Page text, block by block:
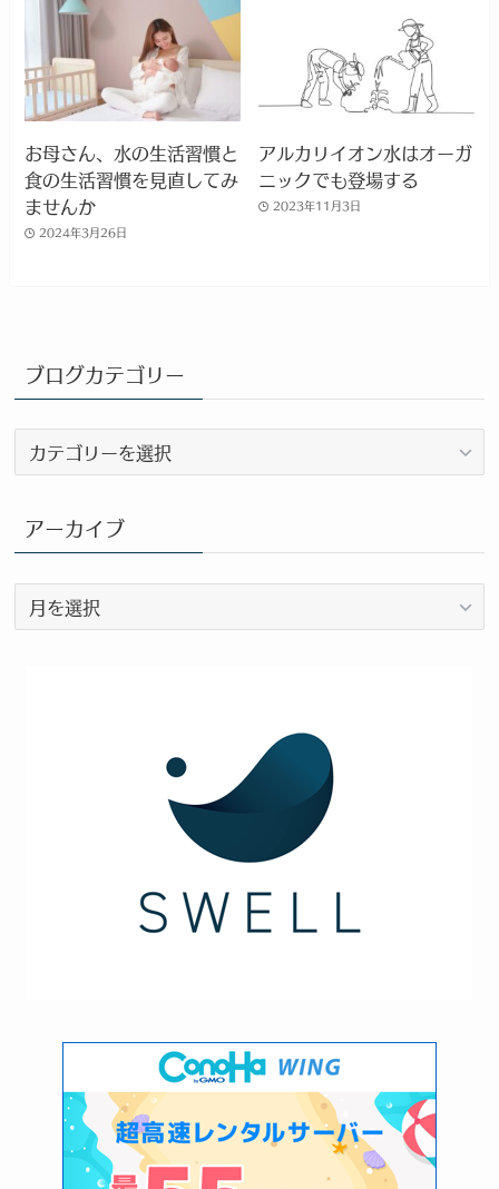
お母さん、水の生活習慣と
食の生活習慣を見直してみ
ませんか
2024年3月26日
アルカリイオン水はオーガ
ニックでも登場する
2023年11月3日
ブログカテゴリー
ロ
カ
テ
ゴ
リ
ー
アーカイブ
ー